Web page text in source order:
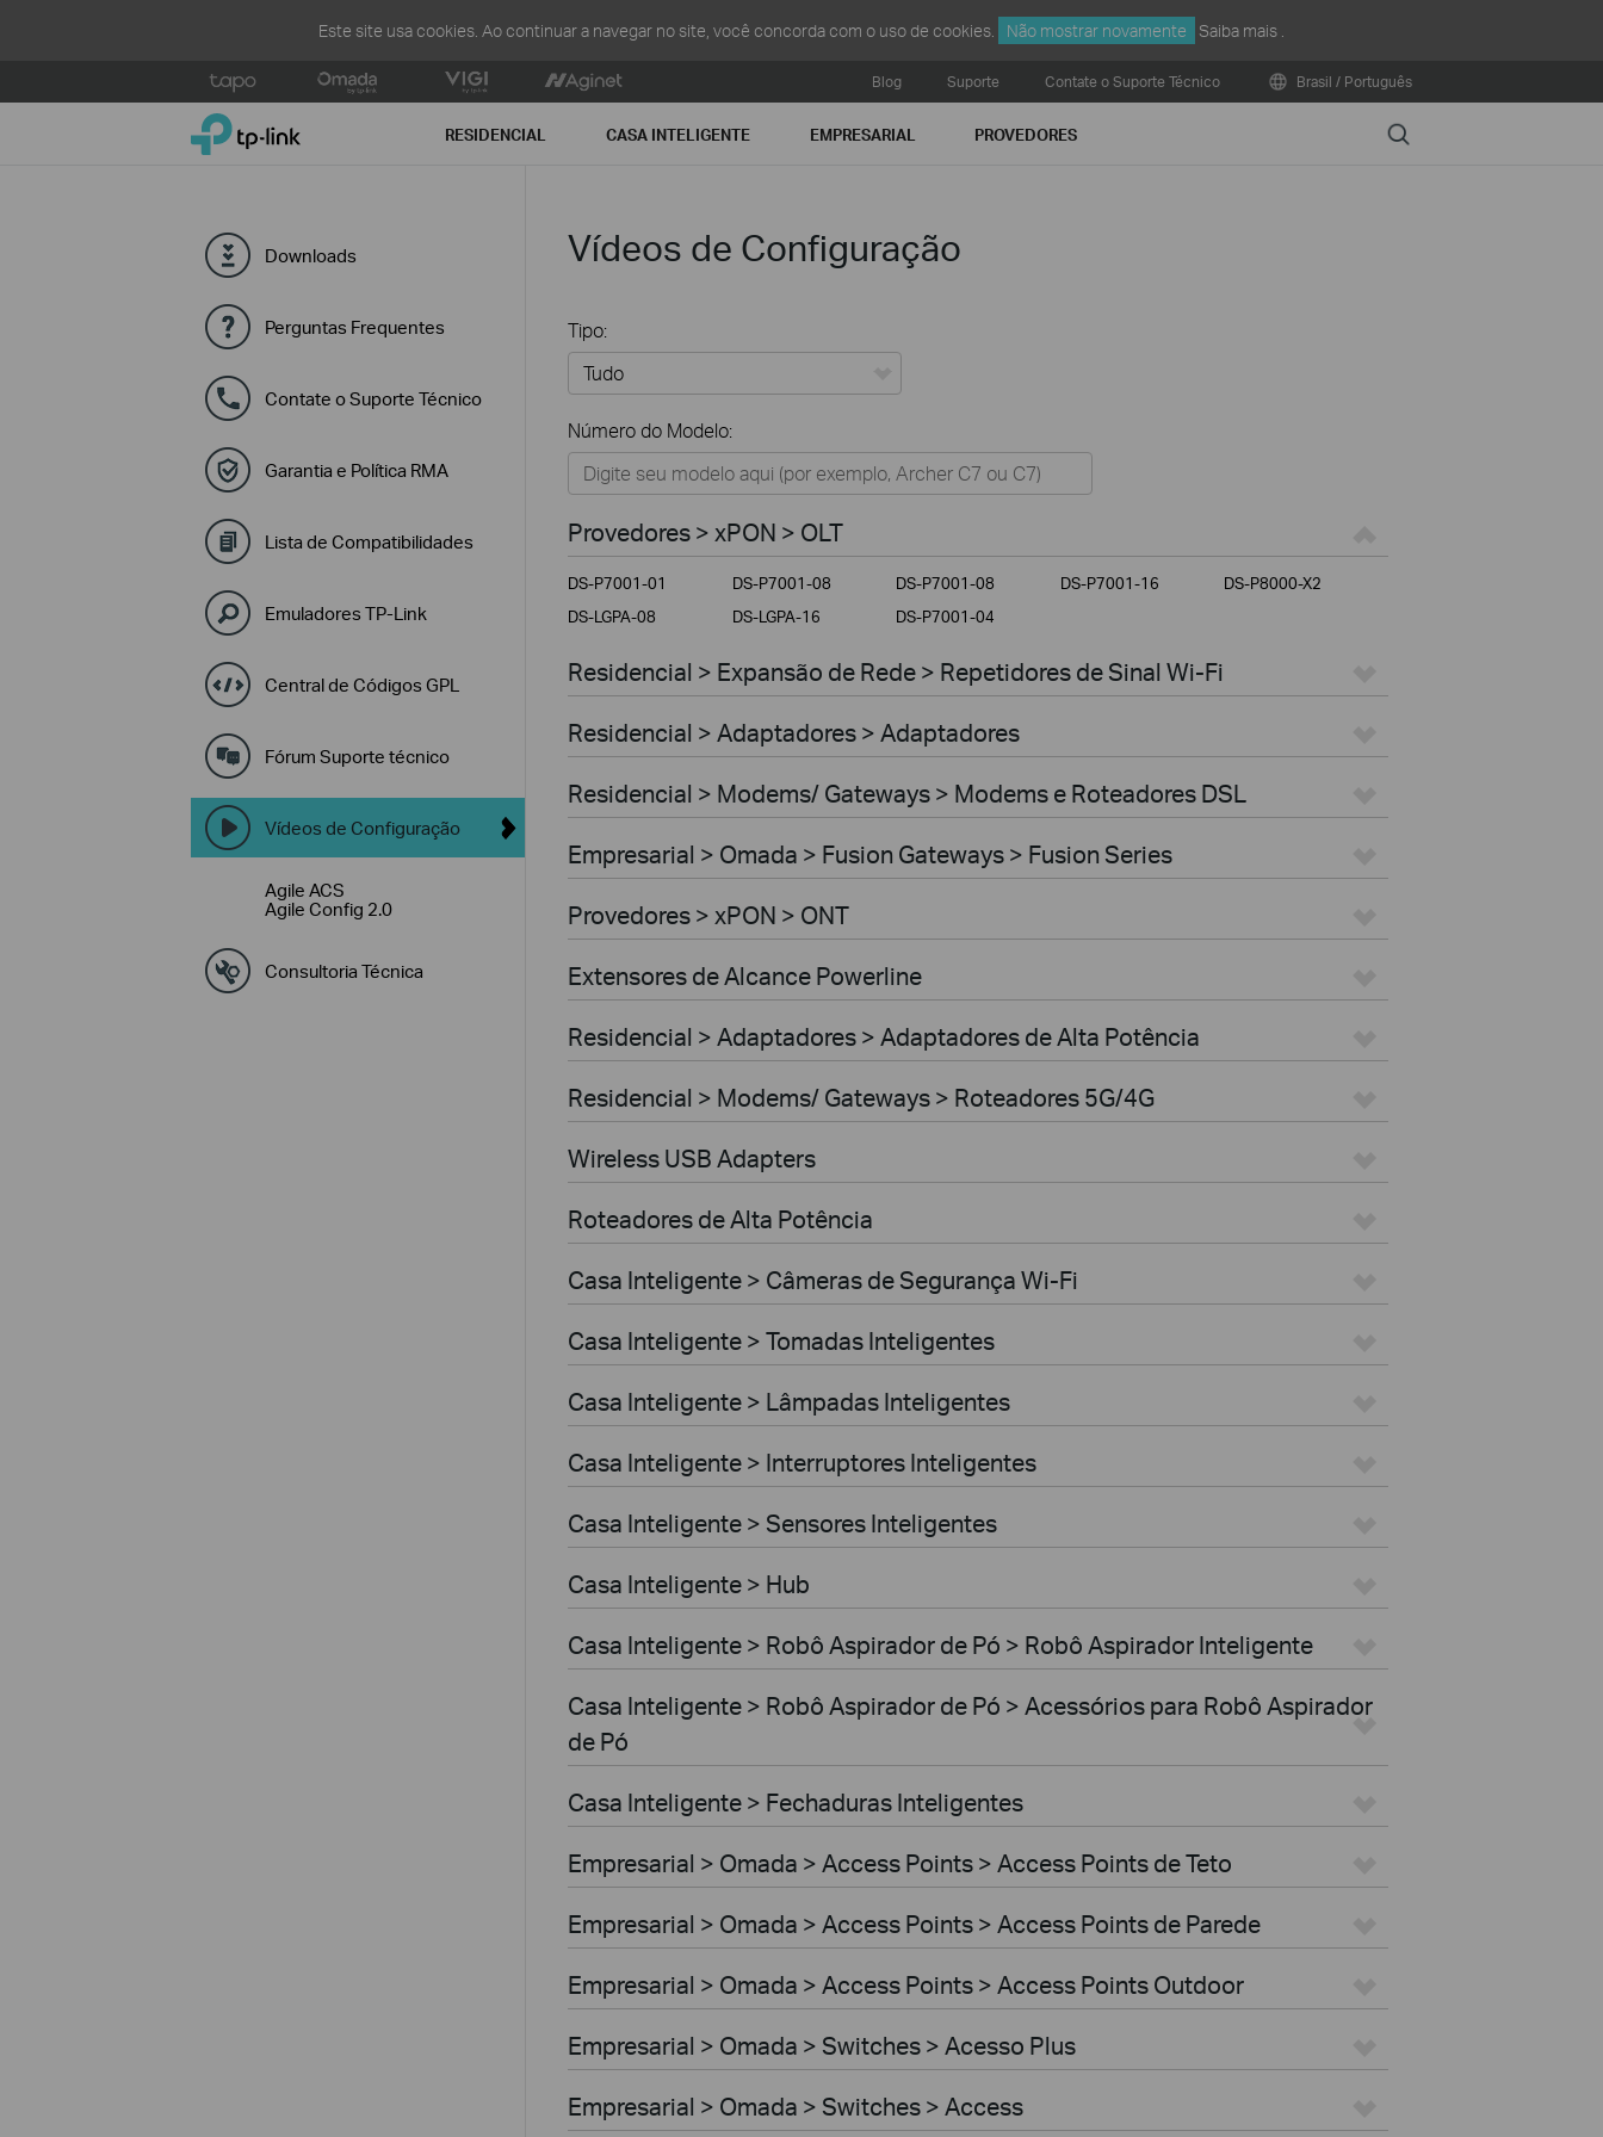
Este site usa cookies. Ao continuar a navegar no site, você concorda com o uso de cookies. Não mostrar novamente Saiba mais
to
Blog Suporte Contate o Suporte Técnico Brasil / Português
TP-Link, Reliably Smart RESIDENCIAL CASA INTELIGENTE EMPRESARIAL PROVEDORES Search
Downloads
Perguntas Frequentes
Contate o Suporte Técnico
Garantia e Política RMA
Lista de Compatibilidades
Emuladores TP-Link
Central de Códigos GPL
Fórum Suporte técnico
Vídeos de Configuração
Agile ACS
Agile Config 2.0
Consultoria Técnica
Vídeos de Configuração
Tipo:
Residencial
Casa Inteligente
Empresarial
Provedores
Número do Modelo:
Provedores > xPON > OLT
DS-P7001-01 DS-P7001-08 DS-P7001-08 DS-P7001-16
DS-P8000-X2
DS-LGPA-08
DS-LGPA-16 DS-P7001-04
Residencial > Expansão de Rede > Repetidores de Sinal Wi-Fi
Residencial > Adaptadores > Adaptadores
Residencial > Modems/ Gateways > Modems e Roteadores DSL
Empresarial > Omada > Fusion Gateways > Fusion Series
Provedores > xPON > ONT
Extensores de Alcance Powerline
Residencial > Adaptadores > Adaptadores de Alta Potência
Residencial > Modems/ Gateways > Roteadores 5G/4G
Wireless USB Adapters
Roteadores de Alta Potência
Casa Inteligente > Câmeras de Segurança Wi-Fi
Casa Inteligente > Tomadas Inteligentes
Casa Inteligente > Lâmpadas Inteligentes
Casa Inteligente > Interruptores Inteligentes
Casa Inteligente > Sensores Inteligentes
Casa Inteligente > Hub
Casa Inteligente > Robô Aspirador de Pó > Robô Aspirador Inteligente
Casa Inteligente > Robô Aspirador de Pó > Acessórios para Robô Aspirador
de Pó
Casa Inteligente > Fechaduras Inteligentes
Empresarial > Omada > Access Points > Access Points de Teto
Empresarial > Omada > Access Points > Access Points de Parede
Empresarial > Omada > Access Points > Access Points Outdoor
Empresarial > Omada > Switches > Acesso Plus
Empresarial > Omada > Switches > Access